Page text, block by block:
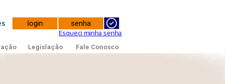
Esqueci minha senha
Legislação Fale Conosco